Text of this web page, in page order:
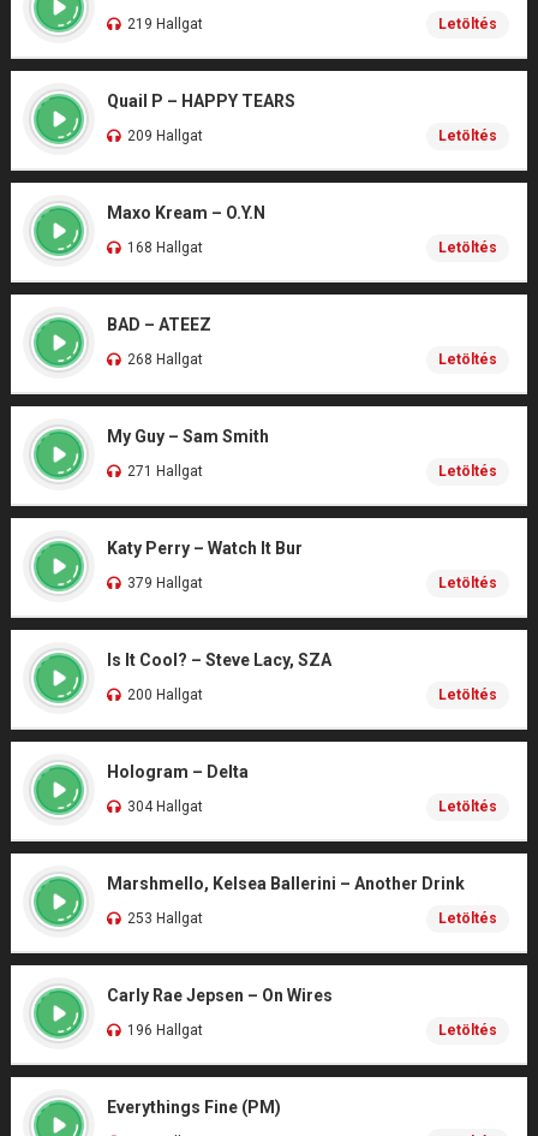
219 Hallgat Letöltés
Quail P – HAPPY TEARS
209 Hallgat Letöltés
Maxo Kream – O.Y.N
168 Hallgat Letöltés
BAD – ATEEZ
268 Hallgat Letöltés
My Guy – Sam Smith
271 Hallgat Letöltés
Katy Perry – Watch It Bur
379 Hallgat Letöltés
Is It Cool? – Steve Lacy, SZA
200 Hallgat Letöltés
Hologram – Delta
304 Hallgat Letöltés
Marshmello, Kelsea Ballerini – Another Drink
253 Hallgat Letöltés
Carly Rae Jepsen – On Wires
196 Hallgat Letöltés
Everythings Fine (PM)